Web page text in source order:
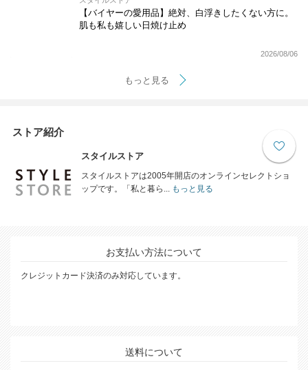
【バイヤーの愛用品】絶対、白浮きしたくない方に。
肌も私も嬉しい日焼け止め
2026/08/06
もっと見る
ストア紹介
スタイルストア
スタイルストアは2005年開店のオンラインセレクトショ
ップです。「私と暮ら...
もっと見る
お支払い方法について
クレジットカード決済のみ対応しています。
送料について